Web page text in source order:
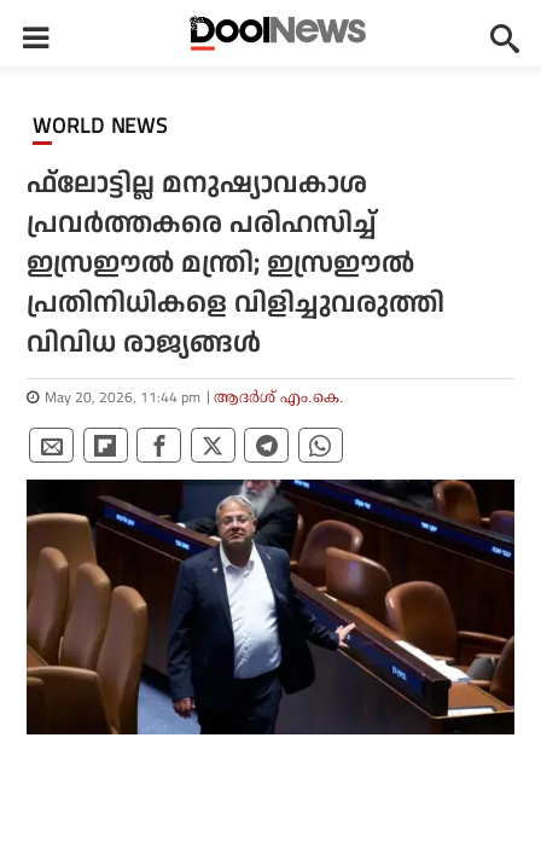
WORLD NEWS
ഫ്‌ലോട്ടില്ല മനുഷ്യാവകാശ
പ്രവര്‍ത്തകരെ പരിഹസിച്ച്
ഇസ്രഈല്‍ മന്ത്രി; ഇസ്രഈല്‍
പ്രതിനിധികളെ വിളിച്ചുവരുത്തി
വിവിധ രാജ്യങ്ങള്‍
May 20, 2026, 11:44 pm ആദർശ് എം.കെ.